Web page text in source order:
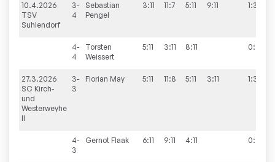
10.4.2026
TSV
Suhlendorf
3-
4
Sebastian
Pengel
3:11 11:7 5:11 9:11 1:3
4-
4
Torsten
Weissert
5:11 3:11 8:11 0:3
27.3.2026
SC Kirch-
und
Westerweyhe
II
3-
3
Florian May 5:11 11:8 5:11 3:11 1:3
4-
3
Gernot Flaak 6:11 9:11 4:11 0:3